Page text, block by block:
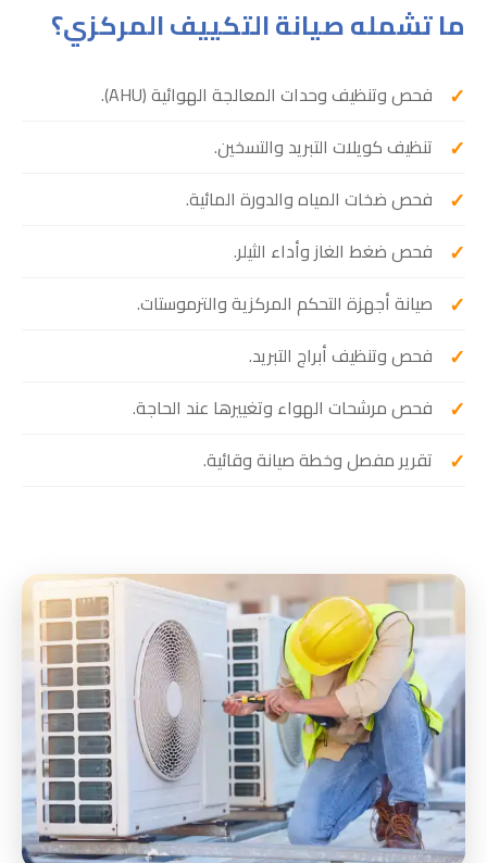
ما تشمله صيانة التكييف المركزي؟
فحص وتنظيف وحدات المعالجة الهوائية (AHU).
تنظيف كويلات التبريد والتسخين.
فحص ضخات المياه والدورة المائية.
فحص ضغط الغاز وأداء الثيلر.
صيانة أجهزة التحكم المركزية والترموستات.
فحص وتنظيف أبراج التبريد.
فحص مرشحات الهواء وتغييرها عند الحاجة.
تقرير مفصل وخطة صيانة وقائية.